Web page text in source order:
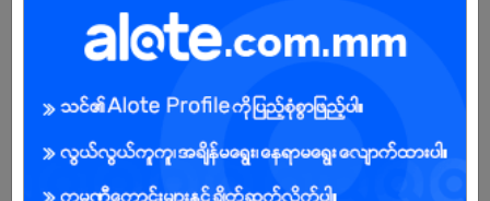
Guest Check -in & out, Reservation, Guest Complaints များကို
အဆင်ပြေ‌စွာလုပ်ဆောင်နိုင်ရမည်။
အကျိုးအမြတ်